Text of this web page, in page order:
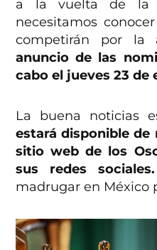
a la vuelta de la
necesitamos
competirán por la
anuncio de las
cabo el jueves 23 de
La buena noticias
estará disponible de
sitio web de los
sus redes sociales.
madrugar en México